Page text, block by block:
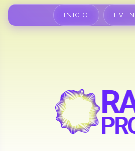
INICIO